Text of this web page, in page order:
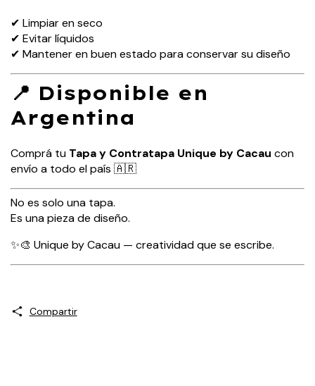
✔ Limpiar en seco
✔ Evitar líquidos
✔ Mantener en buen estado para conservar su diseño
📍 Disponible en
Argentina
Comprá tu Tapa y Contratapa Unique by Cacau con
envío a todo el país 🇦🇷
No es solo una tapa.
Es una pieza de diseño.
✨🎨 Unique by Cacau — creatividad que se escribe.
Compartir